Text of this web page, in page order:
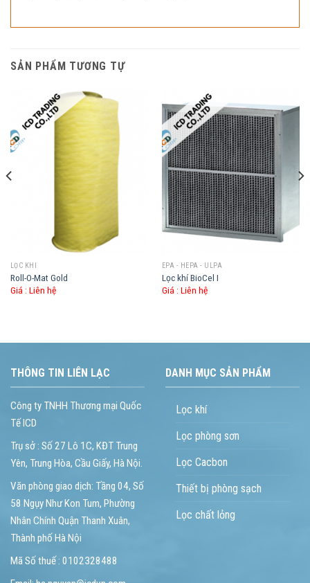
SẢN PHẨM TƯƠNG TỰ
LỌC KHI
Roll-O-Mat Gold
Giá : Liên hệ
EPA - HEPA - ULPA
Lọc khí BioCel I
Giá : Liên hệ
THÔNG TIN LIÊN LẠC
Công ty TNHH Thương mại Quốc
Tế ICD
Trụ sở : Số 27 Lô 1C, KĐT Trung
Yên, Trung Hòa, Cầu Giấy, Hà Nội.
Văn phòng giao dịch: Tầng 04, Số
58 Ngụy Như Kon Tum, Phường
Nhân Chính Quận Thanh Xuân,
Thành phố Hà Nội
Mã Số thuế : 0102328488
DANH MỤC SẢN PHẨM
Lọc khí
Lọc phòng sơn
Lọc Cacbon
Thiết bị phòng sạch
Lọc chất lỏng